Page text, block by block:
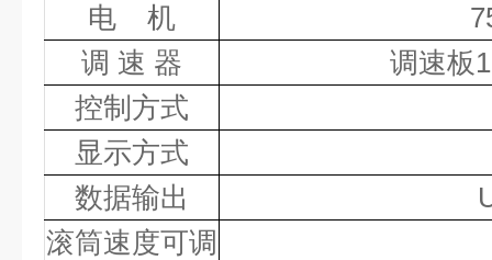
电
机
调 速 器 调速板
控制方式
显示方式
数据输出
滚筒速度可调